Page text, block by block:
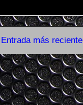
Entrada más reciente